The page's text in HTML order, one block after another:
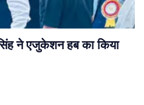
ने एजुकेशन हब का किया